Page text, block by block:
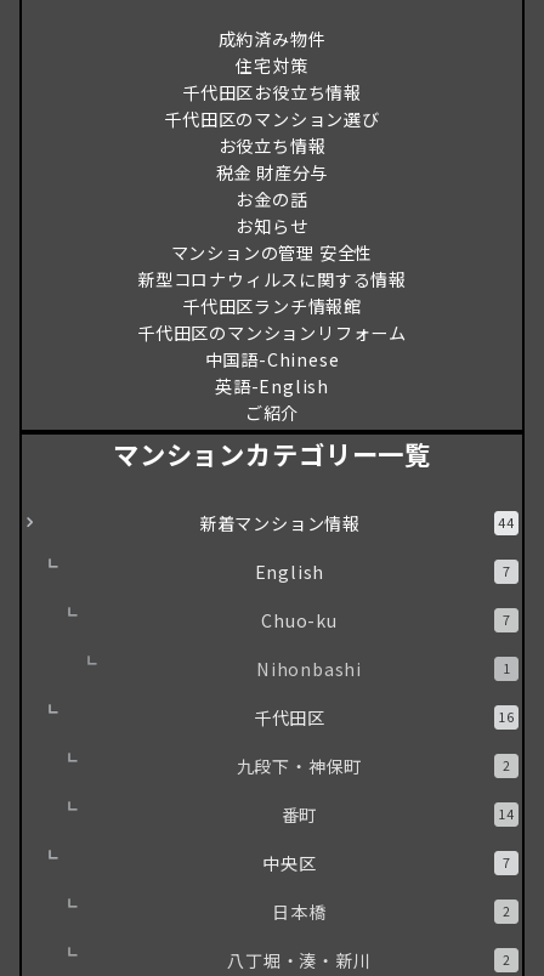
成約済み物件
住宅対策
千代田区お役立ち情報
千代田区のマンション選び
お役立ち情報
税金 財産分与
お金の話
お知らせ
マンションの管理 安全性
新型コロナウィルスに関する情報
千代田区ランチ情報館
千代田区のマンションリフォーム
中国語-Chinese
英語-English
ご紹介
マンションカテゴリー一覧
新着マンション情報 44
English 7
Chuo-ku 7
Nihonbashi 1
千代田区 16
九段下・神保町 2
番町 14
中央区 7
日本橋 2
八丁堀・湊・新川 2